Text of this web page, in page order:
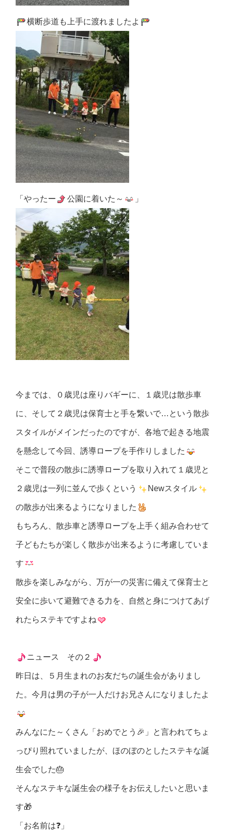
横断歩道も上手に渡れましたよ
「やったー 公園に着いた～ 」
今までは、０歳児は座りバギーに、１歳児は散歩車
に、そして２歳児は保育士と手を繋いで…という散歩
スタイルがメインだったのですが、各地で起きる地震
を懸念して今回、誘導ロープを手作りしました
そこで普段の散歩に誘導ロープを取り入れて１歳児と
２歳児は一列に並んで歩くという Newスタイル
の散歩が出来るようになりました
もちろん、散歩車と誘導ロープを上手く組み合わせて
子どもたちが楽しく散歩が出来るように考慮していま
す
散歩を楽しみながら、万が一の災害に備えて保育士と
安全に歩いて避難できる力を、自然と身につけてあげ
れたらステキですよね
ニュース その２
昨日は、５月生まれのお友だちの誕生会がありまし
た。今月は男の子が一人だけお兄さんになりましたよ
みんなにた～くさん「おめでとう🎉」と言われてちょ
っぴり照れていましたが、ほのぼのとしたステキな誕
生会でした🎂
そんなステキな誕生会の様子をお伝えしたいと思いま
す🎁
「お名前は❓」